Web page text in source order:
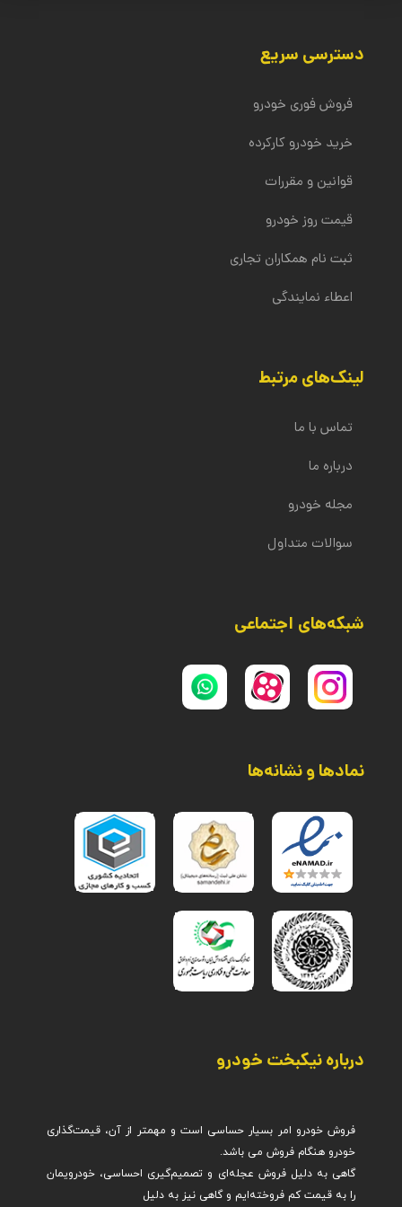
فروشنده اعلام شده و در صورت توافق فروشنده بر سر
خودرو کارکرده مشتریان را در محیطی امن برای آن‌ها فراهم
کند.
دسترسی سریع
فروش فوری خودرو
خرید خودرو کارکرده
قوانین و مقررات
قیمت روز خودرو
ثبت نام همکاران تجاری
اعطاء نمایندگی
لینک‌های مرتبط
تماس با ما
درباره ما
مجله خودرو
سوالات متداول
شبکه‌های اجتماعی
نمادها و نشانه‌ها
درباره نیکبخت خودرو
فروش خودرو امر بسیار حساسی است و مهمتر از آن، قیمت‌گذاری
گاهی به دلیل فروش عجله‌ای و تصمیم‌گیری احساسی، خودرویمان